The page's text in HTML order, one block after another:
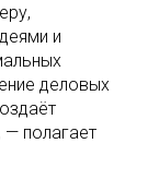
и
деловых
— полагает